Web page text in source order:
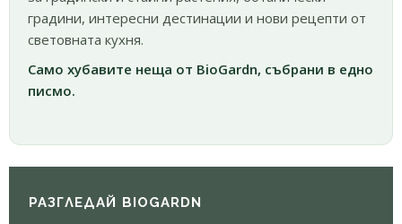
градини, интересни дестинации и нови рецепти от
световната кухня.
Само хубавите неща от BioGardn, събрани в едно
писмо.
РАЗГЛЕДАЙ BIOGARDN